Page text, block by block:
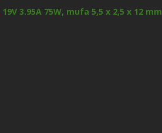
19V 3.95A 75W, mufa 5,5 x 2,5 x 12 mm